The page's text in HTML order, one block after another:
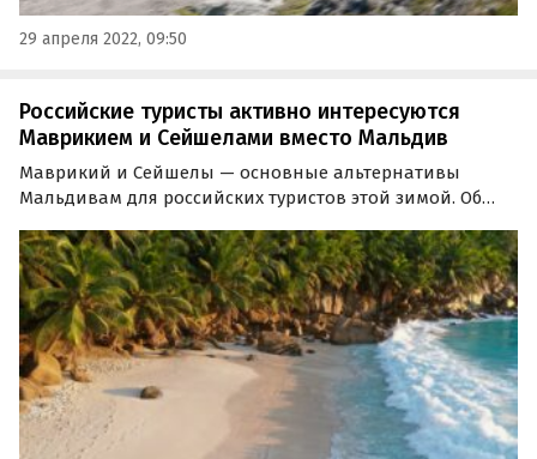
29 апреля 2022, 09:50
Российские туристы активно интересуются
Маврикием и Сейшелами вместо Мальдив
Маврикий и Сейшелы — основные альтернативы
Мальдивам для российских туристов этой зимой. Об
Sunmar «Зима-24 и ранее бронирование лета-24» узнал
корреспондент «Ассоциации туроператоров» (АТОР).